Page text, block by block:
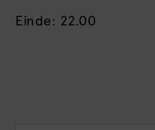
Einde: 22.00